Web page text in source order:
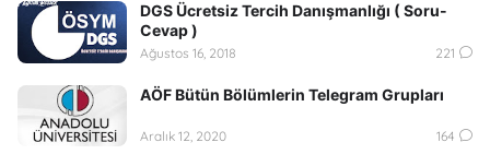
DGS Ücretsiz Tercih Danışmanlığı ( Soru-
Cevap )
Ağustos 16, 2018 221
AÖF Bütün Bölümlerin Telegram Grupları
Aralık 12, 2020 164